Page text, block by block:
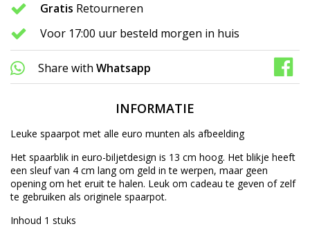
Gratis Retourneren
Voor 17:00 uur besteld morgen in huis
Share with Whatsapp
INFORMATIE
Leuke spaarpot met alle euro munten als afbeelding
Het spaarblik in euro-biljetdesign is 13 cm hoog. Het blikje heeft
een sleuf van 4 cm lang om geld in te werpen, maar geen
opening om het eruit te halen. Leuk om cadeau te geven of zelf
te gebruiken als originele spaarpot.
Inhoud 1 stuks